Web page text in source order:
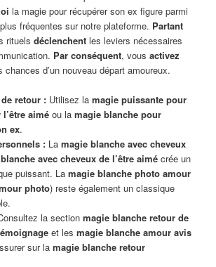
la magie pour récupérer son ex figure parmi
fréquentes sur notre plateforme. Partant
rituelsdéclenchent les leviers nécessaires
Par conséquent, vousactivez
d’un nouveau départ amoureux.
retour :Utilisez la magie puissante pour
aiméou la magie blanche pour
ex.
:La magie blanche avec cheveux
avec cheveux de l’être aimécrée un
puissant. La magie blanche photo amour
photo) reste également un classique
la section magie blanche retour de
et les magie blanche amour avis
sur la magie blanche retour